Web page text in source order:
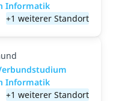
Informatik
+1 weiterer Standort
Informatik
+1 weiterer Standort